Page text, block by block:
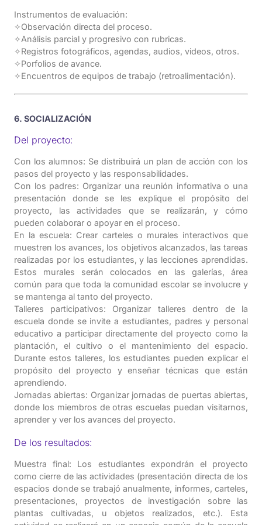
Instrumentos de evaluación:
✧Observación directa del proceso.
✧Análisis parcial y progresivo con rubricas.
✧Registros fotográficos, agendas, audios, videos, otros.
✧Porfolios de avance.
✧Encuentros de equipos de trabajo (retroalimentación).
6. SOCIALIZACIÓN
Del proyecto:
Con los alumnos: Se distribuirá un plan de acción con los
pasos del proyecto y las responsabilidades.
Con los padres: Organizar una reunión informativa o una
presentación donde se les explique el propósito del
proyecto, las actividades que se realizarán, y cómo
pueden colaborar o apoyar en el proceso.
En la escuela: Crear carteles o murales interactivos que
muestren los avances, los objetivos alcanzados, las tareas
realizadas por los estudiantes, y las lecciones aprendidas.
Estos murales serán colocados en las galerías, área
común para que toda la comunidad escolar se involucre y
se mantenga al tanto del proyecto.
Talleres participativos: Organizar talleres dentro de la
escuela donde se invite a estudiantes, padres y personal
educativo a participar directamente del proyecto como la
plantación, el cultivo o el mantenimiento del espacio.
Durante estos talleres, los estudiantes pueden explicar el
propósito del proyecto y enseñar técnicas que están
aprendiendo.
Jornadas abiertas: Organizar jornadas de puertas abiertas,
donde los miembros de otras escuelas puedan visitarnos,
aprender y ver los avances del proyecto.
De los resultados:
Muestra final: Los estudiantes expondrán el proyecto
como cierre de las actividades (presentación directa de los
espacios donde se trabajó anualmente, informes, carteles,
presentaciones, proyectos de investigación sobre las
plantas cultivadas, u objetos realizados, etc.). Esta